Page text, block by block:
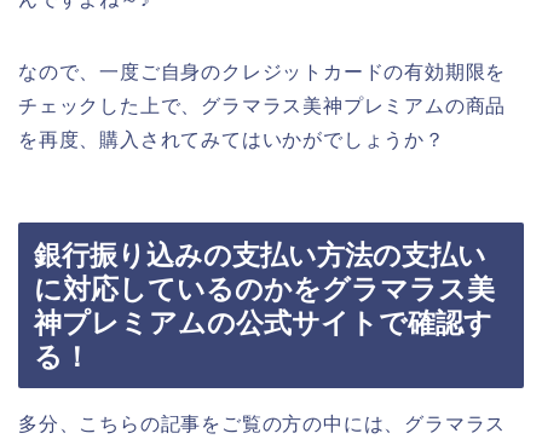
なので、一度ご自身のクレジットカードの有効期限を
チェックした上で、グラマラス美神プレミアムの商品
を再度、購入されてみてはいかがでしょうか？
銀行振り込みの支払い方法の支払い
に対応しているのかをグラマラス美
神プレミアムの公式サイトで確認す
る！
多分、こちらの記事をご覧の方の中には、グラマラス